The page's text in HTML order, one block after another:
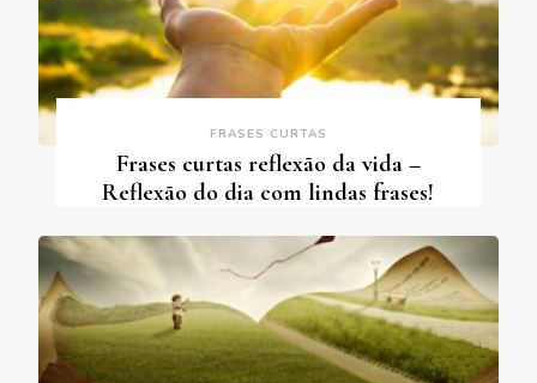
FRASES CURTAS
Frases curtas reflexão da vida –
Reflexão do dia com lindas frases!